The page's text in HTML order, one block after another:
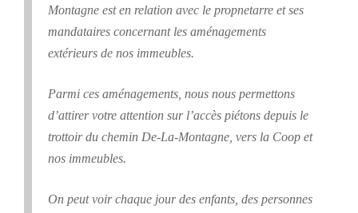
Montagne est en relation avec le propnetarre et ses
mandataires concernant les aménagements
extérieurs de nos immeubles.
Parmi ces aménagements, nous nous permettons
d’attirer votre attention sur l’accès piétons depuis le
trottoir du chemin De-La-Montagne, vers la Coop et
nos immeubles.
On peut voir chaque jour des enfants, des personnes